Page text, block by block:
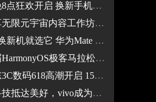
欢开启 换新手机就来京东618省钱又省心
元宇宙内容工作坊 与学生创作者同行
就选它 华为Mate X3十项全能折叠旗舰
极客马拉松将招募 华为HDC.Together决战极客之巅
618高潮开启 15日晚8点折叠屏手机只需7999元
达美好，vivo成为杭州亚运会官方手机